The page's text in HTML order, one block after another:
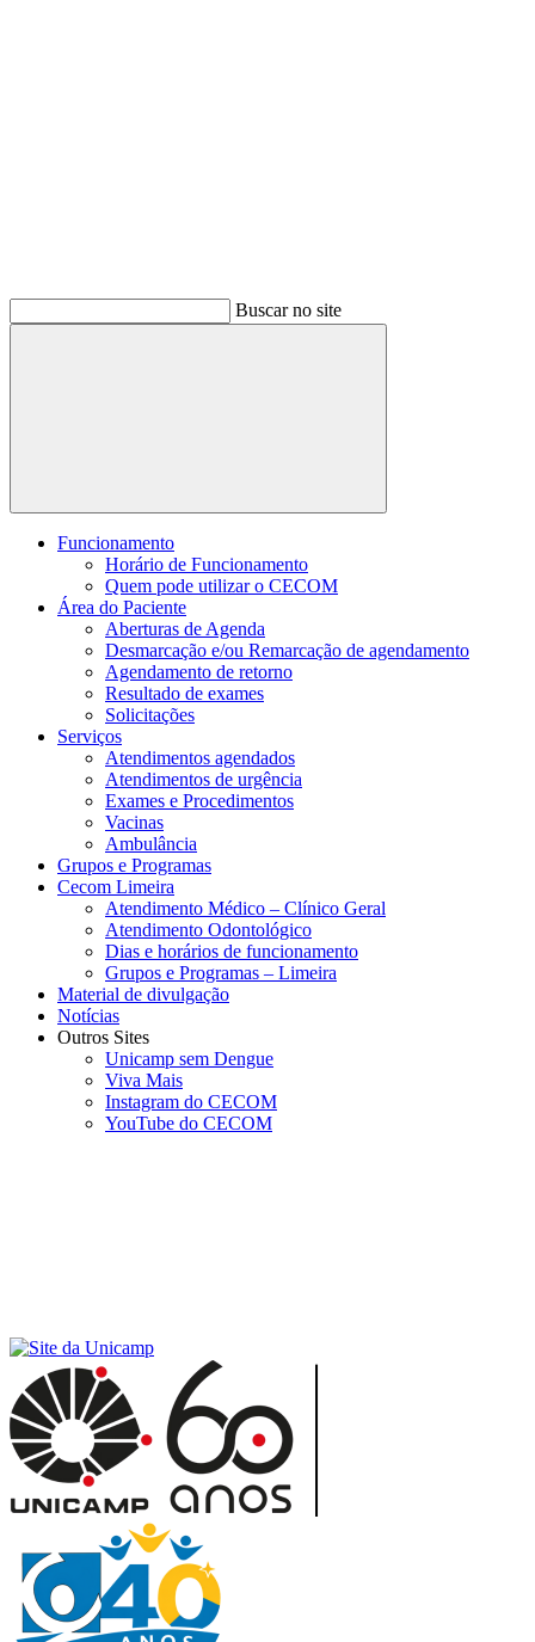
Buscar no site
Buscar
Funcionamento
Horário de Funcionamento
Quem pode utilizar o CECOM
Área do Paciente
Aberturas de Agenda
Desmarcação e/ou Remarcação de agendamento
Agendamento de retorno
Resultado de exames
Solicitações
Serviços
Atendimentos agendados
Atendimentos de urgência
Exames e Procedimentos
Vacinas
Ambulância
Grupos e Programas
Cecom Limeira
Atendimento Médico – Clínico Geral
Atendimento Odontológico
Dias e horários de funcionamento
Grupos e Programas – Limeira
Material de divulgação
Notícias
Outros Sites
Unicamp sem Dengue
Viva Mais
Instagram do CECOM
YouTube do CECOM